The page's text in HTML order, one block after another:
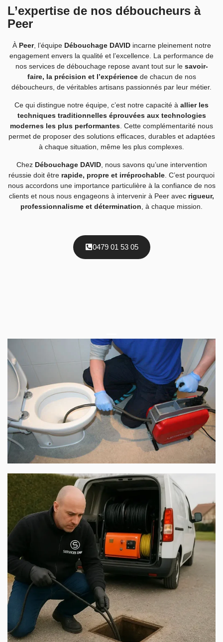
L’expertise de nos déboucheurs à
Peer
À Peer, l’équipe Débouchage DAVIDincarne pleinement notre
engagement envers la qualité et l’excellence. La performance de
nos services de débouchage repose avant tout sur le savoir-
faire, la précision et l’expériencede chacun de nos
déboucheurs, de véritables artisans passionnés par leur métier.
Ce qui distingue notre équipe, c’est notre capacité à allier les
techniques traditionnelles éprouvées aux technologies
modernes les plus performantes . Cette complémentarité nous
permet de proposer des solutions efficaces, durables et adaptées
à chaque situation, même les plus complexes.
Chez Débouchage DAVID, nous savons qu’une intervention
réussie doit être rapide, propre et irréprochable . C’est pourquoi
nous accordons une importance particulière à la confiance de nos
clients et nous nous engageons à intervenir à Peer avec rigueur,
professionnalisme et détermination , à chaque mission.
0479 01 53 05